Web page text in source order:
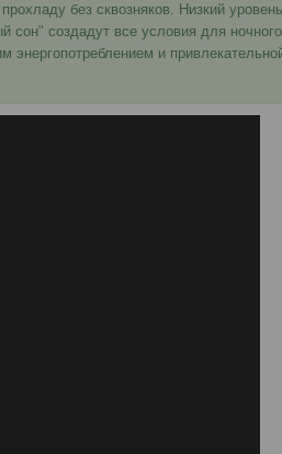
без сквозняков. Низкий
сон" создадут все условия для
энергопотреблением и